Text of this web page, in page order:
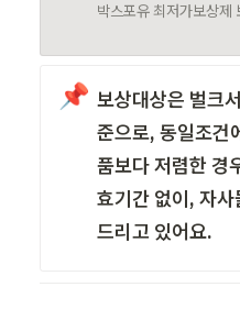
박스포유 최저가보상제
📌 보상대상은 벌크
준으로, 동일조건
품보다 저렴한
효기간 없이, 자
드리고 있어요.